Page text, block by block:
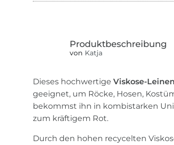
von Katja
Dieses hochwertigeViskose-
geeignet, um Röcke, Hosen,
bekommst ihn in kombistarken
zum kräftigem Rot.
Durch den hohen recycelten